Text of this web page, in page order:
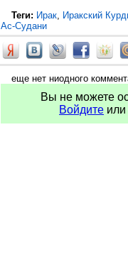
Теги: Ирак, Иракский
Ас-Судани
еще нет ниодного
Вы не можете
Войдите или